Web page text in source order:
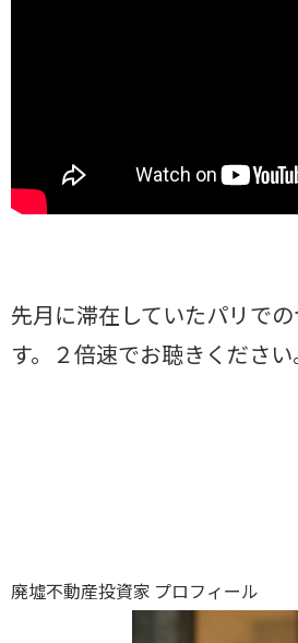
先月に滞在していたパリで
す。２倍速でお聴きください
廃墟不動産投資家 プロフィール